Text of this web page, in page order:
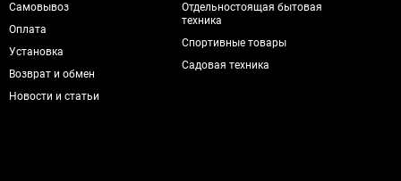
Самовывоз
Оплата
Установка
Возврат и обмен
Новости и статьи
Отдельностоящая бытовая
техника
Спортивные товары
Садовая техника